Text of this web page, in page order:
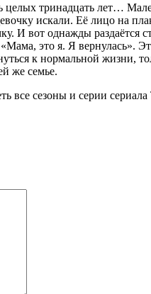
тринадцать лет…
искали. Её лицо на
И вот однажды раздаётся
это я. Я вернулась».
к нормальной жизни,
же семье.
все сезоны и серии